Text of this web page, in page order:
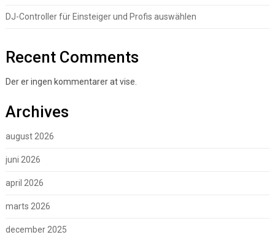
DJ-Controller für Einsteiger und Profis auswählen
Recent Comments
Der er ingen kommentarer at vise.
Archives
august 2026
juni 2026
april 2026
marts 2026
december 2025